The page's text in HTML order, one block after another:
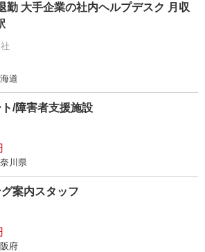
勤 大手企業の社内ヘルプデスク 月収
道
ト/障害者支援施設
川県
案内スタッフ
府